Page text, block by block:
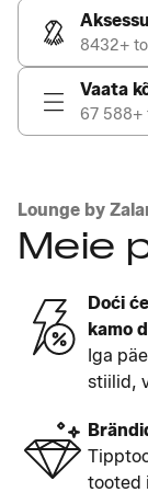
8432+
Vaata
67 588+
Lounge by
Meie
Doći
kamo
Iga
stiilid,
tooted